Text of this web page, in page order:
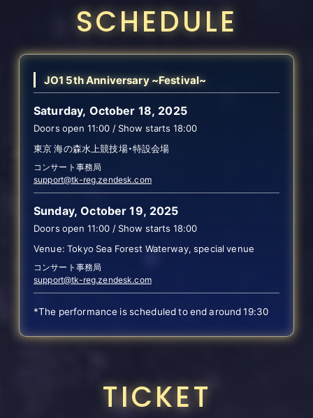
SCHEDULE
JO1 5th Anniversary ~Festival~
Saturday, October 18, 2025
Doors open 11:00 / Show starts 18:00
東京 海の森水上競技場・特設会場
コンサート事務局
support@tk-reg.zendesk.com
Sunday, October 19, 2025
Doors open 11:00 / Show starts 18:00
Venue: Tokyo Sea Forest Waterway, special venue
コンサート事務局
support@tk-reg.zendesk.com
*The performance is scheduled to end around 19:30
TICKET